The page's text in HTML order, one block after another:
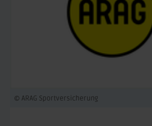
© ARAG Sportversicherung